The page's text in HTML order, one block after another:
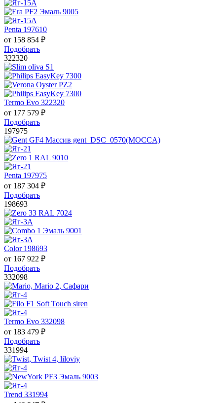
Penta 197610
от 158 854 ₽
Подобрать
322320
Termo Evo 322320
от 177 579 ₽
Подобрать
197975
Penta 197975
от 187 304 ₽
Подобрать
198693
Color 198693
от 167 922 ₽
Подобрать
332098
Termo Evo 332098
от 183 479 ₽
Подобрать
331994
Trend 331994